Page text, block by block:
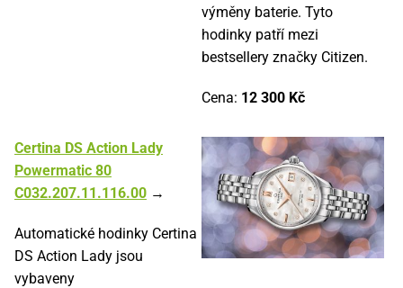
výměny baterie. Tyto
hodinky patří mezi
bestsellery značky Citizen.
Cena: 12 300 Kč
Certina DS Action Lady
Powermatic 80
C032.207.11.116.00 →
Automatické hodinky Certina
DS Action Lady jsou
vybaveny